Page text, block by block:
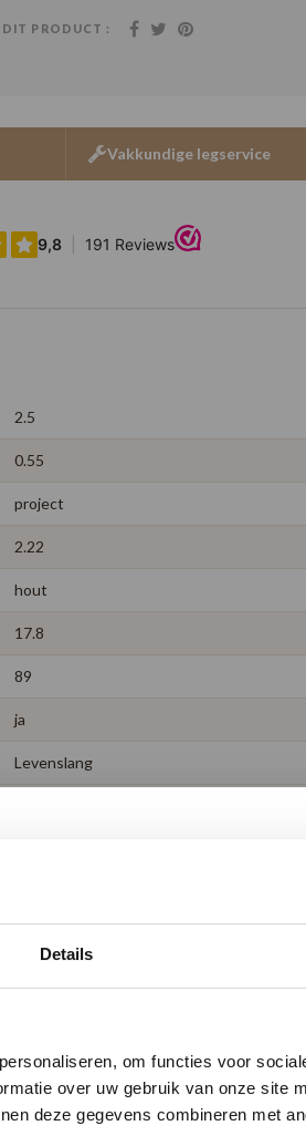
20
op
offerte aan en bespaar direct.
Details
om functies voor
over uw gebruik van onze site
deze gegevens combineren met
DIT PRODUCT :
Vakkundige legservice
2.5
0.55
project
2.22
hout
17.8
89
ja
Levenslang
van onze klanten
basis van 180+ reviews
Utrecht -